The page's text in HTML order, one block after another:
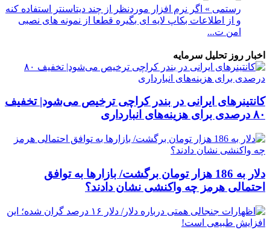
رستمی » اگر نرم افزار موردنظر از چند دیتاسنتر استفاده کنه
و از اطلاعات بکاپ لایه ای بگیره قطعا از نمونه های نصبی
امن ت...
اخبار روز تحلیل سرمایه
کانتینرهای ایرانی در بندر کراچی ترخیص می‌شود| تخفیف
۸۰ درصدی برای هزینه‌های انبارداری
دلار به 186 هزار تومان برگشت/ بازارها به توافق
احتمالی هرمز چه واکنشی نشان دادند؟